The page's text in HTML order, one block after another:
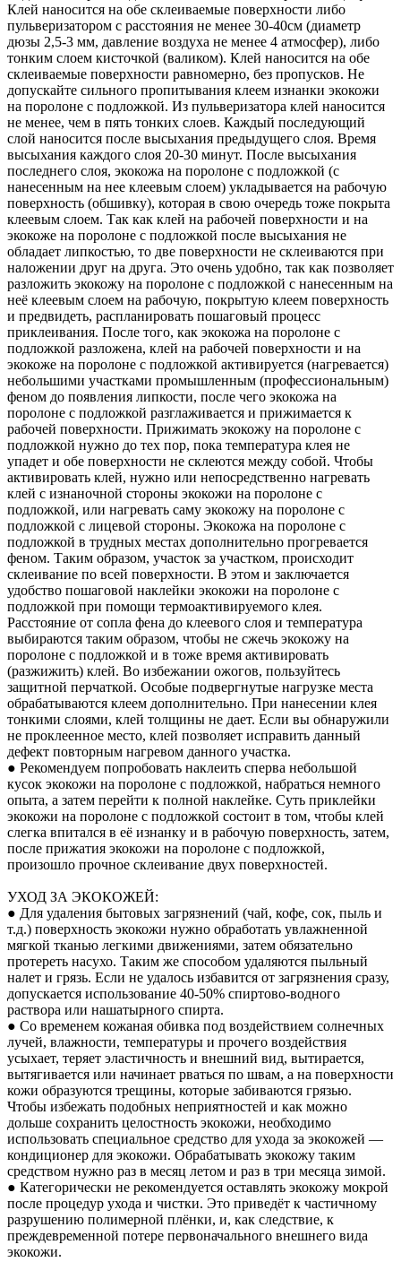
Клей наносится на обе склеиваемые поверхности либо
пульверизатором с расстояния не менее 30-40см (диаметр
дюзы 2,5-3 мм, давление воздуха не менее 4 атмосфер), либо
тонким слоем кисточкой (валиком). Клей наносится на обе
склеиваемые поверхности равномерно, без пропусков. Не
допускайте сильного пропитывания клеем изнанки экокожи
на поролоне с подложкой. Из пульверизатора клей наносится
не менее, чем в пять тонких слоев. Каждый последующий
слой наносится после высыхания предыдущего слоя. Время
высыхания каждого слоя 20-30 минут. После высыхания
последнего слоя, экокожа на поролоне с подложкой (с
нанесенным на нее клеевым слоем) укладывается на рабочую
поверхность (обшивку), которая в свою очередь тоже покрыта
клеевым слоем. Так как клей на рабочей поверхности и на
экокоже на поролоне с подложкой после высыхания не
обладает липкостью, то две поверхности не склеиваются при
наложении друг на друга. Это очень удобно, так как позволяет
разложить экокожу на поролоне с подложкой с нанесенным на
неё клеевым слоем на рабочую, покрытую клеем поверхность
и предвидеть, распланировать пошаговый процесс
приклеивания. После того, как экокожа на поролоне с
подложкой разложена, клей на рабочей поверхности и на
экокоже на поролоне с подложкой активируется (нагревается)
небольшими участками промышленным (профессиональным)
феном до появления липкости, после чего экокожа на
поролоне с подложкой разглаживается и прижимается к
рабочей поверхности. Прижимать экокожу на поролоне с
подложкой нужно до тех пор, пока температура клея не
упадет и обе поверхности не склеются между собой. Чтобы
активировать клей, нужно или непосредственно нагревать
клей с изнаночной стороны экокожи на поролоне с
подложкой, или нагревать саму экокожу на поролоне с
подложкой с лицевой стороны. Экокожа на поролоне с
подложкой в трудных местах дополнительно прогревается
феном. Таким образом, участок за участком, происходит
склеивание по всей поверхности. В этом и заключается
удобство пошаговой наклейки экокожи на поролоне с
подложкой при помощи термоактивируемого клея.
Расстояние от сопла фена до клеевого слоя и температура
выбираются таким образом, чтобы не сжечь экокожу на
поролоне с подложкой и в тоже время активировать
(разжижить) клей. Во избежании ожогов, пользуйтесь
защитной перчаткой. Особые подвергнутые нагрузке места
обрабатываются клеем дополнительно. При нанесении клея
тонкими слоями, клей толщины не дает. Если вы обнаружили
не проклеенное место, клей позволяет исправить данный
дефект повторным нагревом данного участка.
● Рекомендуем попробовать наклеить сперва небольшой
кусок экокожи на поролоне с подложкой, набраться немного
опыта, а затем перейти к полной наклейке. Суть приклейки
экокожи на поролоне с подложкой состоит в том, чтобы клей
слегка впитался в её изнанку и в рабочую поверхность, затем,
после прижатия экокожи на поролоне с подложкой,
произошло прочное склеивание двух поверхностей.
УХОД ЗА ЭКОКОЖЕЙ:
● Для удаления бытовых загрязнений (чай, кофе, сок, пыль и
т.д.) поверхность экокожи нужно обработать увлажненной
мягкой тканью легкими движениями, затем обязательно
протереть насухо. Таким же способом удаляются пыльный
налет и грязь. Если не удалось избавится от загрязнения сразу,
допускается использование 40-50% спиртово-водного
раствора или нашатырного спирта.
● Со временем кожаная обивка под воздействием солнечных
лучей, влажности, температуры и прочего воздействия
усыхает, теряет эластичность и внешний вид, вытирается,
вытягивается или начинает рваться по швам, а на поверхности
кожи образуются трещины, которые забиваются грязью.
Чтобы избежать подобных неприятностей и как можно
дольше сохранить целостность экокожи, необходимо
использовать специальное средство для ухода за экокожей —
кондиционер для экокожи. Обрабатывать экокожу таким
средством нужно раз в месяц летом и раз в три месяца зимой.
● Категорически не рекомендуется оставлять экокожу мокрой
после процедур ухода и чистки. Это приведёт к частичному
разрушению полимерной плёнки, и, как следствие, к
преждевременной потере первоначального внешнего вида
экокожи.